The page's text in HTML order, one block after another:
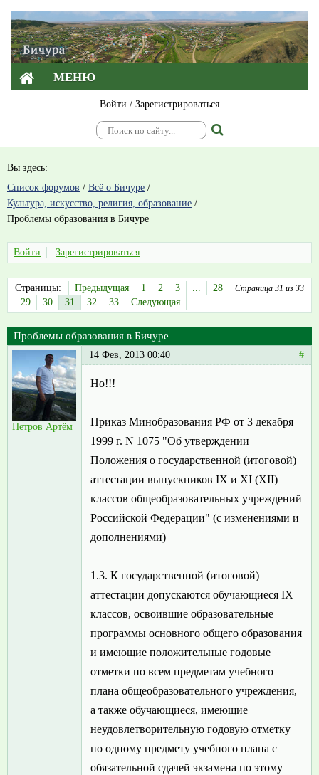
МЕНЮ
Войти / Зарегистрироваться
Вы здесь:
Список форумов / Всё о Бичуре /
Культура, искусство, религия, образование /
Проблемы образования в Бичуре
Войти Зарегистрироваться
Страница 31 из 33
Страницы: Предыдущая 1 2 3 ...
28
29
30 31 32 33 Следующая
Проблемы образования в Бичуре
Петров Артём
14 Фев, 2013 00:40 #
Но!!!
Приказ Минобразования РФ от 3 декабря
1999 г. N 1075 "Об утверждении
Положения о государственной (итоговой)
аттестации выпускников IX и XI (XII)
классов общеобразовательных учреждений
Российской Федерации" (с изменениями и
дополнениями)
1.3. К государственной (итоговой)
аттестации допускаются обучающиеся IX
классов, освоившие образовательные
программы основного общего образования
и имеющие положительные годовые
отметки по всем предметам учебного
плана общеобразовательного учреждения,
а также обучающиеся, имеющие
неудовлетворительную годовую отметку
по одному предмету учебного плана с
обязательной сдачей экзамена по этому